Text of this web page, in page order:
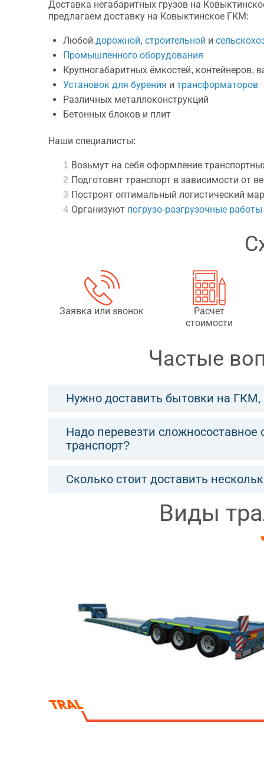
Доставка негабаритных грузов на
предлагаем доставку на Ковыктинское ГКМ:
Любой дорожной, строительной и
Промышленного оборудования
Крупногабаритных ёмкостей, контейнеров,
Установок для бурения и трансформаторов
Различных металлоконструкций
Бетонных блоков и плит
Наши специалисты:
Возьмут на себя оформление
Подготовят транспорт в зависимости от
Построят оптимальный логистический
Организуют погрузо-разгрузочные работы
Заявка или звонок
Расчет
стоимости
Частые
Нужно доставить бытовки на ГКМ,
Надо перевезти сложносоставное
транспорт?
Сколько стоит доставить
Виды